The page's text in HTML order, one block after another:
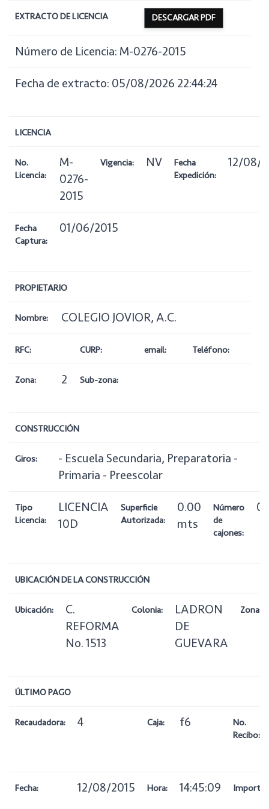
EXTRACTO DE LICENCIA DESCARGAR PDF
Número de Licencia: M-0276-2015
Fecha de extracto: 05/08/2026 22:44:24
LICENCIA
No.
Licencia:
M-
0276-
2015
Vigencia: NV
Fecha
Expedición:
12/08/
Fecha
Captura:
01/06/2015
PROPIETARIO
Nombre: COLEGIO JOVIOR, A.C.
RFC: CURP: email: Teléfono:
Zona: 2 Sub-zona:
CONSTRUCCIÓN
Giros:
- Escuela Secundaria, Preparatoria -
Primaria - Preescolar
Tipo
Licencia:
LICENCIA
10D
Superficie
Autorizada:
0.00
mts
Número
de
cajones:
0
UBICACIÓN DE LA CONSTRUCCIÓN
Ubicación:
C.
REFORMA
No. 1513
Colonia:
LADRON
DE
GUEVARA
Zona:
ÚLTIMO PAGO
Recaudadora: 4 Caja: f6
No.
Recibo:
Fecha: 12/08/2015 Hora: 14:45:09 Importe: